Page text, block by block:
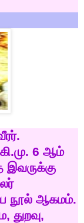
.
கி.மு. 6 ஆம்
இவருக்கு
நூல் ஆகமம்.
, துறவு,